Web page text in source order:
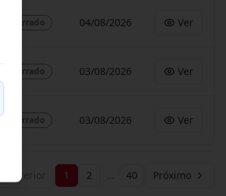
Encerrado 04/08/2026 Ver
Encerrado 03/08/2026 Ver
Encerrado 03/08/2026 Ver
Anterior 1 2 … 40 Próximo